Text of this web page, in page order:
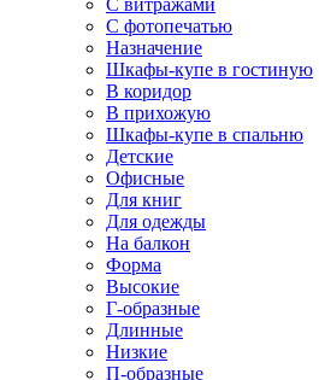
С витражами
С фотопечатью
Назначение
Шкафы-купе в гостиную
В коридор
В прихожую
Шкафы-купе в спальню
Детские
Офисные
Для книг
Для одежды
На балкон
Форма
Высокие
Г-образные
Длинные
Низкие
П-образные